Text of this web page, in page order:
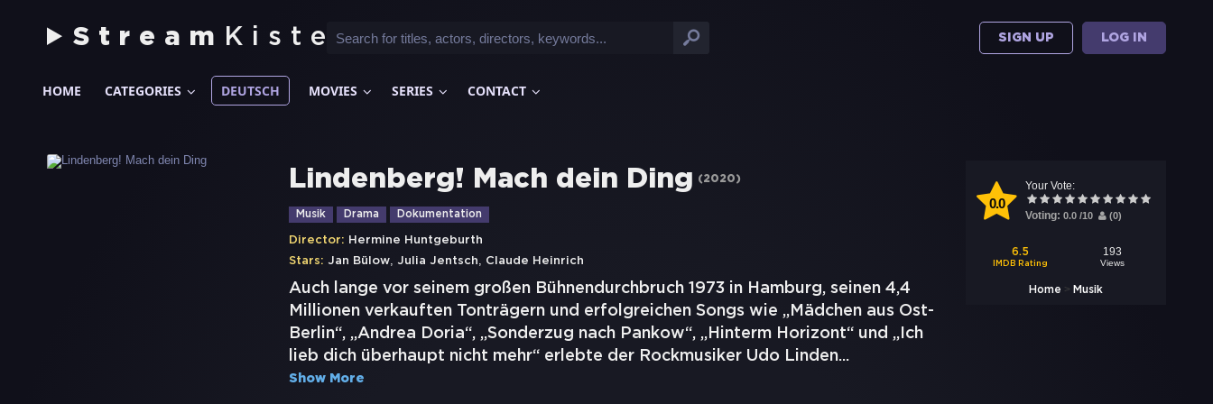
Stream Kiste SIGN UP LOG IN
HOME CATEGORIES DEUTSCH MOVIES SERIES CONTACT
0.0
Your Vote:
Voting: 0.0 /10 (0)
6.5
IMDB Rating
193
Views
Home > Musik
Lindenberg! Mach dein Ding (2020)
Musik Drama Dokumentation
Director: Hermine Huntgeburth
Stars: Jan Bülow, Julia Jentsch, Claude Heinrich
Auch lange vor seinem großen Bühnendurchbruch 1973 in Hamburg, seinen 4,4
Millionen verkauften Tonträgern und erfolgreichen Songs wie „Mädchen aus Ost-
Berlin“, „Andrea Doria“, „Sonderzug nach Pankow“, „Hinterm Horizont“ und „Ich
lieb dich überhaupt nicht mehr“ erlebte der Rockmusiker Udo Linden...
Show More